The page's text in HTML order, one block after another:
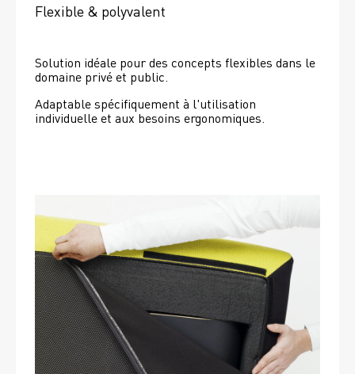
Flexible & polyvalent
Solution idéale pour des concepts flexibles dans le
domaine privé et public.
Adaptable spécifiquement à l'utilisation
individuelle et aux besoins ergonomiques.